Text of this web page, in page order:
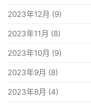
2023年12月 (9)
2023年11月 (8)
2023年10月 (9)
2023年9月 (8)
2023年8月 (4)